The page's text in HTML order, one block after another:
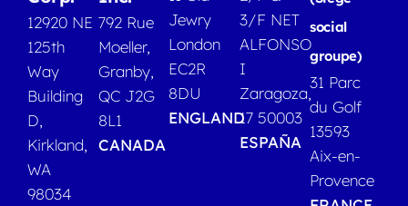
12920 NE
125th
Way
Building
D,
Kirkland,
WA
98034
792 Rue
Moeller,
Granby,
QC J2G
8L1
CANADA
Jewry
London
EC2R
8DU
ENGLAND
3/F NET
ALFONSO
I
Zaragoza,
17 50003
ESPAÑA
social
groupe)
31 Parc
du Golf
13593
Aix-en-
Provence